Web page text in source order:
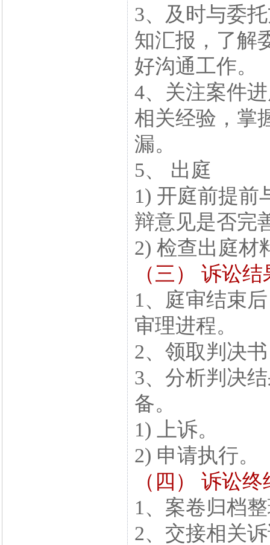
3、及时与委
知汇报，了解
好沟通工作。
4、关注案件
相关经验，掌
漏。
5、 出庭
1) 开庭前提前
辩意见是否完
2) 检查出庭材
（三） 诉讼结
1、庭审结束
审理进程。
2、领取判决
3、分析判决
备。
1) 上诉。
2) 申请执行。
（四） 诉讼终
1、案卷归档
2、交接相关